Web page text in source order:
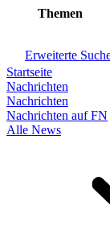
Themen
Erweiterte
Startseite
Nachrichten
Nachrichten
Nachrichten auf FN
Alle News